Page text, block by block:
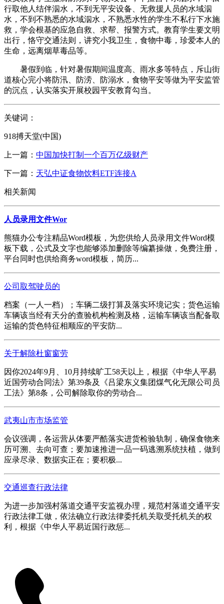
行取他人结伴泅水，不到无平安设备、无救援人员的水域泅
水，不到不熟悉的水域泅水，不熟悉水性的学生不私行下水施
救，学会根基的应急自救、求帮、报警方式。教育学生要文明
出行，恪守交通法则，讲究小我卫生，食物中毒，珍爱本人的
生命，远离烟草毒品等。
暑假到临，针对暑假期间温度高、雨水多等特点，斥山街
道核心完小将防汛、防涝、防溺水，食物平安等做为平安监管
的沉点，认实落实开展校园平安教育勾当。
关键词：
918搏天堂(中国)
上一篇： 中国加快打制一个百万亿级财产
下一篇： 天弘中证食物饮料ETF连接A
相关新闻
人员录用文件Wor
熊猫办公专注精品Word模板，为您供给人员录用文件Word模
板下载，公式及文字也能够添加删除等编纂操做，免费注册，
平台同时也供给商务word模板，简历...
公司取驾驶员的
档案（一人一档）；车辆二级打算及落实环境记实；货色运输
车辆该当经有天分的查验机构检测及格，运输车辆该当配备取
运输的货色特征相顺应的平安防...
关于解除杜窗窗劳
因你2024年9月、10月持续旷工58天以上，根据《中华人平易
近国劳动合同法》第39条及《吕梁东义集团煤气化无限公司员
工法》第8条，公司解除取你的劳动合...
武夷山市市场监管
会议强调，各运营从体要严酷落实进货检验轨制，确保食物来
历可溯、去向可查；要加速推进一品一码逃溯系统扶植，做到
应录尽录、数据实正在；要积极...
交通巡查行政法律
为进一步加强村落道交通平安监视办理，规范村落道交通平安
行政法律工做，依法确立行政法律委托机关取受托机关的权
利，根据《中华人平易近国行政惩...